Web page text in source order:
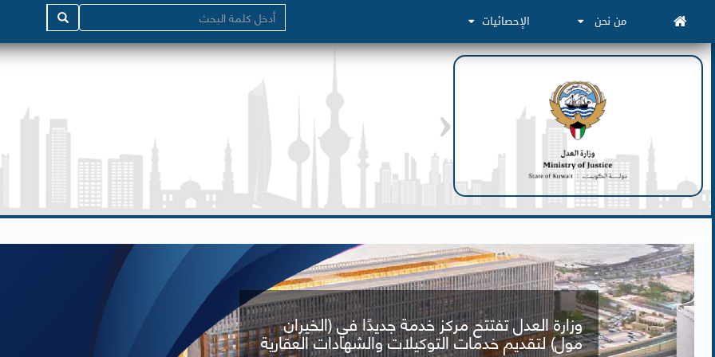
من نحن الإحصائيات
وزارة العدل تفتتح مركز خدمة جديدًا في (الخيران
مول) لتقديم خدمات التوكيلات والشهادات العقارية